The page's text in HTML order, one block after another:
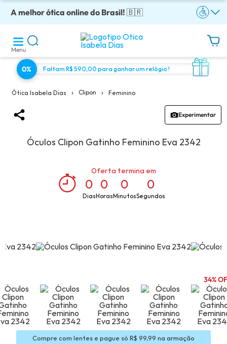
A melhor ótica online do Brasil!🇧🇷
Óculos completos armação + lentes a partir: R$199
Adquira em até 10x sem juros!
Enviamos para todo o Brasil!
Óculos de grau com preço justo!
Menu
0% Faltam R$ 590,00 para ganhar um relógio !
Ótica Isabela Dias › Clipon › Feminino
Experimentar
Óculos Clipon Gatinho Feminino Eva 2342
Oferta termina em
0
Dias
0
Horas
0
Minutos
0
Segundos
34%
Compre com lentes e pague só R$ 99,99 na armação